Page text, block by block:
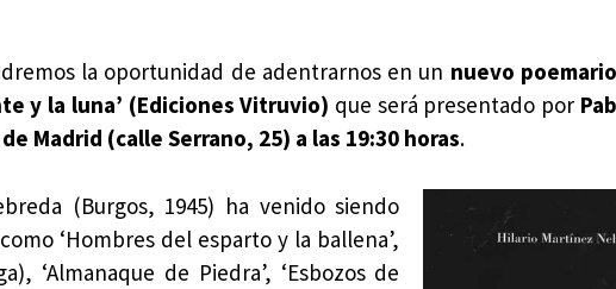
la oportunidad de adentrarnos en un nuevo
y la luna’ (Ediciones Vitruvio) que será presentado por
Madrid (calle Serrano, 25) a las 19:30 horas.
(Burgos, 1945) ha venido siendo
‘Hombres del esparto y la ballena’,
‘Almanaque de Piedra’, ‘Esbozos de